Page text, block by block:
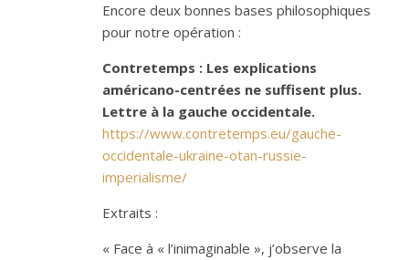
Encore deux bonnes bases philosophiques
pour notre opération :
Contretemps : Les explications
américano-centrées ne suffisent plus.
Lettre à la gauche occidentale.
https://www.contretemps.eu/gauche-
occidentale-ukraine-otan-russie-
imperialisme/
Extraits :
« Face à « l’inimaginable », j’observe la